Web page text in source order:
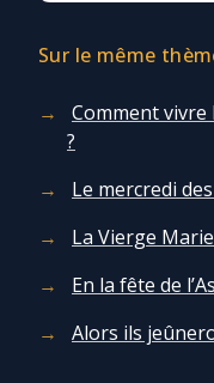
Sur le même
Comment vivre
?
Le mercredi
La Vierge
En la fête de
Alors ils